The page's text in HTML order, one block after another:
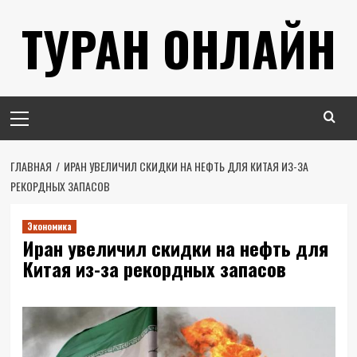
содержимому
ТУРАН ОНЛАЙН
меню
ГЛАВНАЯ
ИРАН УВЕЛИЧИЛ СКИДКИ НА НЕФТЬ ДЛЯ КИТАЯ ИЗ-ЗА
РЕКОРДНЫХ ЗАПАСОВ
Экономика
Иран увеличил скидки на нефть для
Китая из-за рекордных запасов